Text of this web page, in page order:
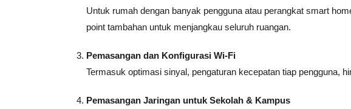
Untuk rumah dengan banyak pengguna atau perangkat smart
point tambahan untuk menjangkau seluruh ruangan.
Pemasangan dan Konfigurasi Wi-Fi
Termasuk optimasi sinyal, pengaturan kecepatan tiap pengguna,
Pemasangan Jaringan untuk Sekolah & Kampus